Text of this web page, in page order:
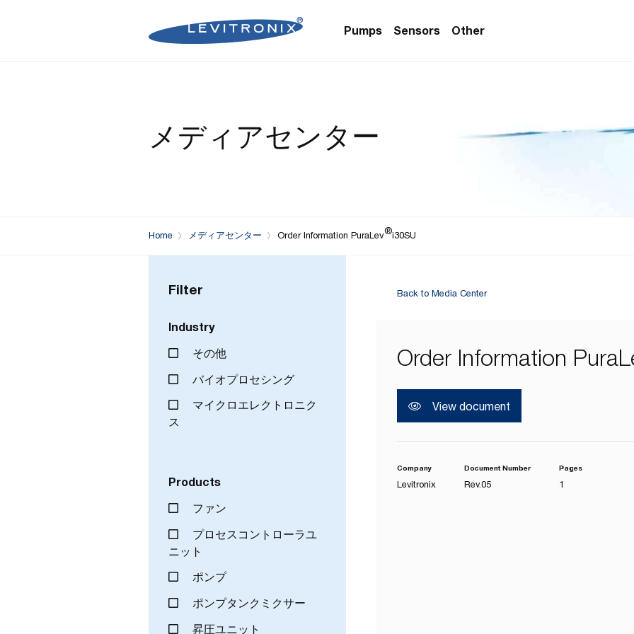
Pumps
Microelectronics Pumps (Solvent Applications)
Sensors
Microelectronics Clamp-On Flow Sensors
Bioprocessing Clamp-On Flow Sensors (First
Other
Bioprocessing Flow Controllers (Single-Use)
メディアセンター
Home メディアセンター Order Information PuraLev®i30SU
Filter
Industry
その他
バイオプロセシング
マイクロエレクトロニク
ス
Products
ファン
プロセスコントローラユ
ニット
ポンプ
ポンプタンクミクサー
昇圧ユニット
Back to Media Center
Order Information
View document
Company
Levitronix
Document Number
Rev.05
Pages
1